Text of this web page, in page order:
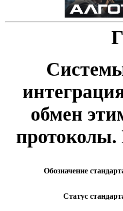
обмен
протоколы.
Обозначение
Статус